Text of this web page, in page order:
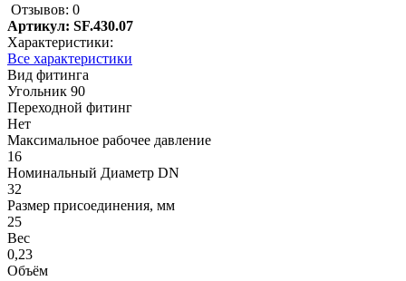
Отзывов: 0
Артикул: SF.430.07
Характеристики:
Все характеристики
Вид фитинга
Угольник 90
Переходной фитинг
Нет
Максимальное рабочее давление
16
Номинальный Диаметр DN
32
Размер присоединения, мм
25
Вес
0,23
Объём